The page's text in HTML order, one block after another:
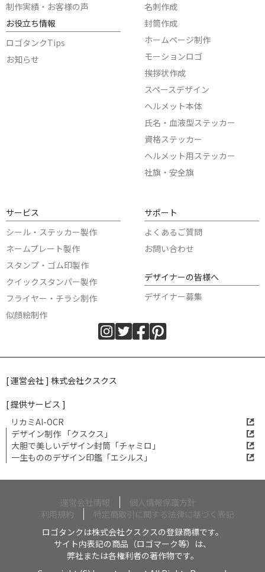
制作実績・お客様の声
お役立ち情報
ロゴタンクTips
お知らせ
名刺作成
封筒作成
ホームページ制作
モーションロゴ
挨拶状作成
スペースデザイン
ヘルメット本体
氏名・血液型ステッカー
資格ステッカー
ヘルメット用ステッカー
社旗・安全旗
サービス
シール・ステッカー製作
ネームプレート製作
スタンプ・ゴム印製作
クイックスタンパー製作
フライヤー・チラシ制作
似顔絵制作
サポート
よくあるご質問
お問い合わせ
デザイナーの皆様へ
デザイナー募集
[ 運営会社 ] 株式会社クスクス
[ 提供サービス ]
リカミAI-OCR
デザイン制作 「クスクス」
大胆で美しいデザイン封筒「チャミロ」
一生もののデザイン印鑑「エシルス」
運営会社情報
個人情報保護方針
利用規約
特定商取引に関する法律に基づく表記
ロゴタンクは株式会社クスクスの登録商標です。
サイト内表記の商品（ロゴマーク等）は、
弊社または各権利者の著作物です。